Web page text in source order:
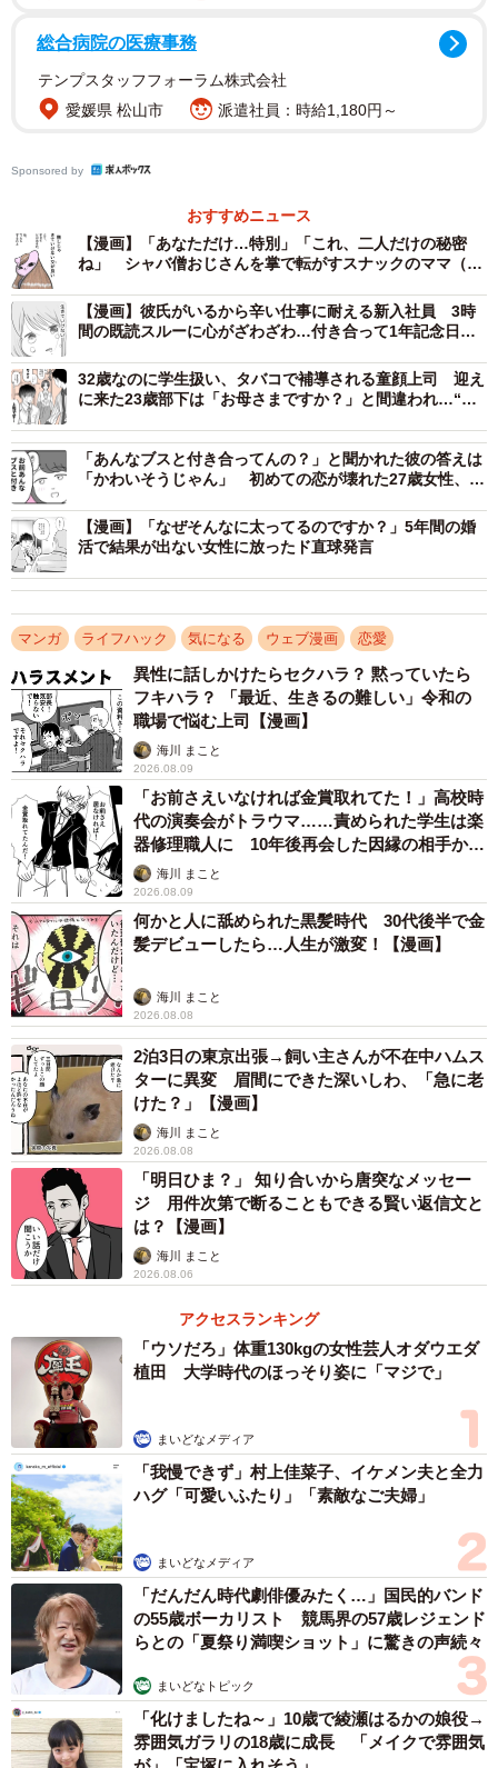
を否定することなく、「そういう女の子ってかわいいわよ
ねぇ」とにこやかに相づちを打ちます。そして続けて「と
ころで…いいワインが入ったの。特別に一杯私からプレゼ
た。
2/14
若くてかよわい女性が好きなお客さん（お招き猫のまたたびさん提供）
寧々ママからのプレゼントをひと口味わった男性客は、そ
の芳醇な味わいに驚きます。「その辺で売ってるのと全然
違う…！」と目を丸くする彼に、寧々ママは「そのワイン
も生ハムも、じっくり熟成された特別なものだから」と意
味深に語ります。
さらに「あなただけ…特別…」「これ、ふたりだけの秘密
ね？」と言い、男性客との距離を縮める寧々ママ。男性客
はすっかりその雰囲気に飲まれ、顔を赤らめてしまいま
す。しかし次の瞬間、寧々ママは「なああああんちゃって
えええ！」と一転、おどけた様子を見せるのでした。
3/14
気まぐれに上等なワインと生ハムをプレゼントされ…（お招き猫のまた
たびさん提供）
拍子抜けした男性客が「本気にしそうだったじゃん！」と
抗議すると、寧々ママは高笑いしながら「私のおかげで、
あんたみたいなシャバ僧でもよーく！分かったでしょ！」
と返します。続けて寧々ママは、「女はね、時間の分だけ
総合病院の医療事務
テンプスタッフフォーラム株式会社
愛媛県 松山市
派遣社員：時給1,180円～
Sponsored by
おすすめニュース
【漫画】「あなただけ…特別」「これ、二人だけの秘密
ね」 シャバ僧おじさんを掌で転がすスナックのママ（全
【漫画】彼氏がいるから辛い仕事に耐える新入社員 3時
間の既読スルーに心がざわざわ…付き合って1年記念日に
32歳なのに学生扱い、タバコで補導される童顔上司 迎え
に来た23歳部下は「お母さまですか？」と間違われ…“見
「あんなブスと付き合ってんの？」と聞かれた彼の答えは
「かわいそうじゃん」 初めての恋が壊れた27歳女性、整
【漫画】「なぜそんなに太ってるのですか？」5年間の婚
活で結果が出ない女性に放ったド直球発言
マンガ ライフハック 気になる ウェブ漫画 恋愛
異性に話しかけたらセクハラ？ 黙っていたら
フキハラ？ 「最近、生きるの難しい」令和の
職場で悩む上司【漫画】
海川 まこと
2026.08.09
「お前さえいなければ金賞取れてた！」高校時
代の演奏会がトラウマ……責められた学生は楽
器修理職人に 10年後再会した因縁の相手から
思わぬ申し出【漫画】
海川 まこと
2026.08.09
何かと人に舐められた黒髪時代 30代後半で金
髪デビューしたら…人生が激変！【漫画】
海川 まこと
2026.08.08
2泊3日の東京出張→飼い主さんが不在中ハムス
ターに異変 眉間にできた深いしわ、「急に老
けた？」【漫画】
海川 まこと
2026.08.08
「明日ひま？」 知り合いから唐突なメッセー
ジ 用件次第で断ることもできる賢い返信文と
は？【漫画】
海川 まこと
2026.08.06
アクセスランキング
「ウソだろ」体重130kgの女性芸人オダウエダ
植田 大学時代のほっそり姿に「マジで」
まいどなメディア
「我慢できず」村上佳菜子、イケメン夫と全力
ハグ「可愛いふたり」「素敵なご夫婦」
まいどなメディア
「だんだん時代劇俳優みたく…」国民的バンド
の55歳ボーカリスト 競馬界の57歳レジェンド
らとの「夏祭り満喫ショット」に驚きの声続々
まいどなトピック
「化けましたね～」10歳で綾瀬はるかの娘役→
雰囲気ガラリの18歳に成長 「メイクで雰囲気